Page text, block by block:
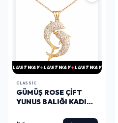
LUSTWAY LUSTWAY LUSTWAY
CLASSIC
GÜMÜŞ ROSE ÇIFT
YUNUS BALIĞI KADIN